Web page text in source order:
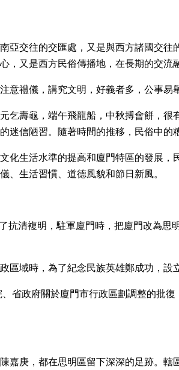
亞交往的交匯處，又是與西方諸國交
，又是西方民俗傳播地，在長期的交流
意禮儀，講究文明，好義者多，公事易舉
乞壽龜，端午飛龍船，中秋搏會餅，
迷信陋習。隨著時間的推移，民俗中的
化生活水準的提高和廈門特區的發展
、生活習慣、道德風貌和節日新風。
抗清複明，駐軍廈門時，把廈門改為思
區域時，為了紀念民族英雄鄭成功，設
省政府關於廈門市行政區劃調整的批
嘉庚，都在思明區留下深深的足跡。轄